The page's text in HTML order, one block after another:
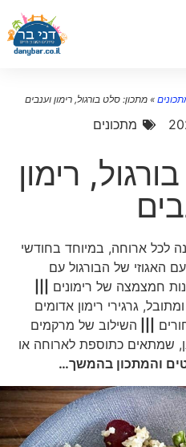
»מתכון: סלט בורגול, רימון וענבים
מתכונים
רימון
לכל ארוחה, במיוחד בחודשי
של הבורגול עם
חמצמצה של רימונים|||
גרגירי רימון אדומים
|||
השילוב של מרקמים
שמתאים כתוספת לארוחה או
והמתכון בהמשך…